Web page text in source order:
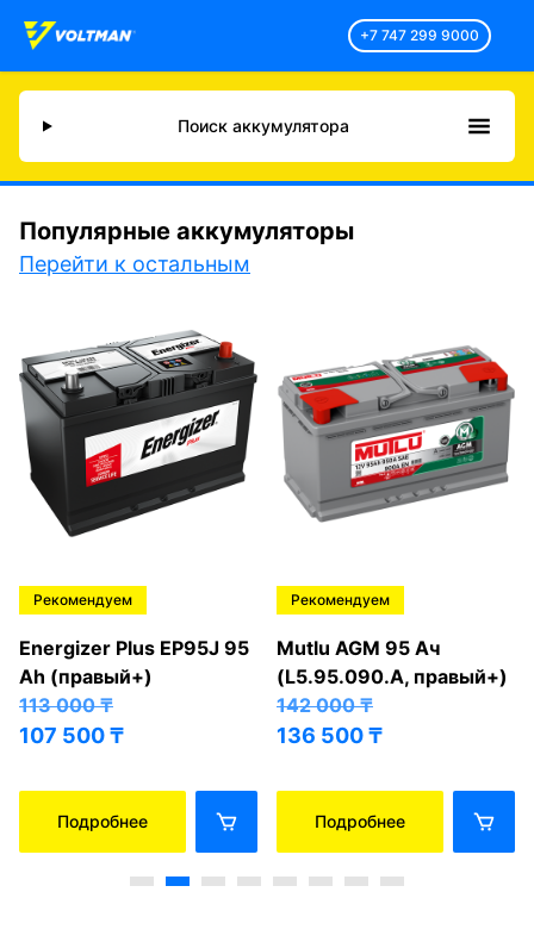
+7 747 299 9000
Поиск аккумулятора
Популярные аккумуляторы
Перейти к остальным
Рекомендуем
Energizer Plus EP95J 95
Ah (правый+)
113 000₸
107 500₸
Подробнее
Рекомендуем
Mutlu AGM 95 Ач
(L5.95.090.A, правый+)
142 000₸
136 500₸
Подробнее